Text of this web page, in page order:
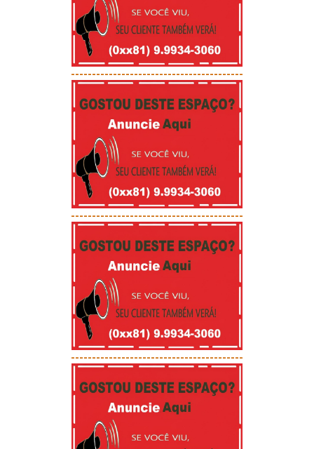
-----------------------------------------
-----------------------------------------
-----------------------------------------